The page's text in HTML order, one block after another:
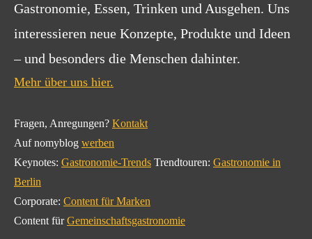
Gastronomie, Essen, Trinken und Ausgehen. Uns
interessieren neue Konzepte, Produkte und Ideen
– und besonders die Menschen dahinter.
Mehr über uns hier.
Fragen, Anregungen? Kontakt
Auf nomyblog werben
Keynotes: Gastronomie-Trends Trendtouren: Gastronomie in
Berlin
Corporate: Content für Marken
Content fürGemeinschaftsgastronomie